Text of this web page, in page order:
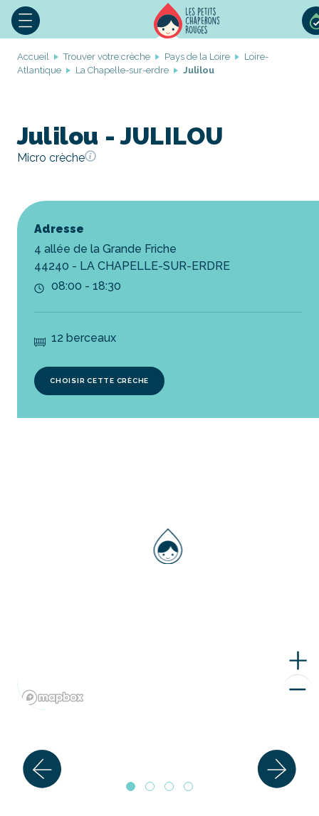
Accueil Trouver votre crèche Pays de la Loire
Loire-
Atlantique
La Chapelle-sur-erdre Julilou
Julilou - JULILOU
Micro crèche
Adresse
4 allée de la Grande Friche
44240 - LA CHAPELLE-SUR-ERDRE
08:00 - 18:30
12 berceaux
CHOISIR CETTE CRÈCHE